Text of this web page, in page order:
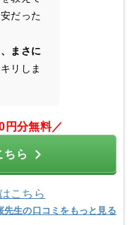
だった
まさに
リしま
円分無料／
ちら
こちら
先生の口コミをもっと見る